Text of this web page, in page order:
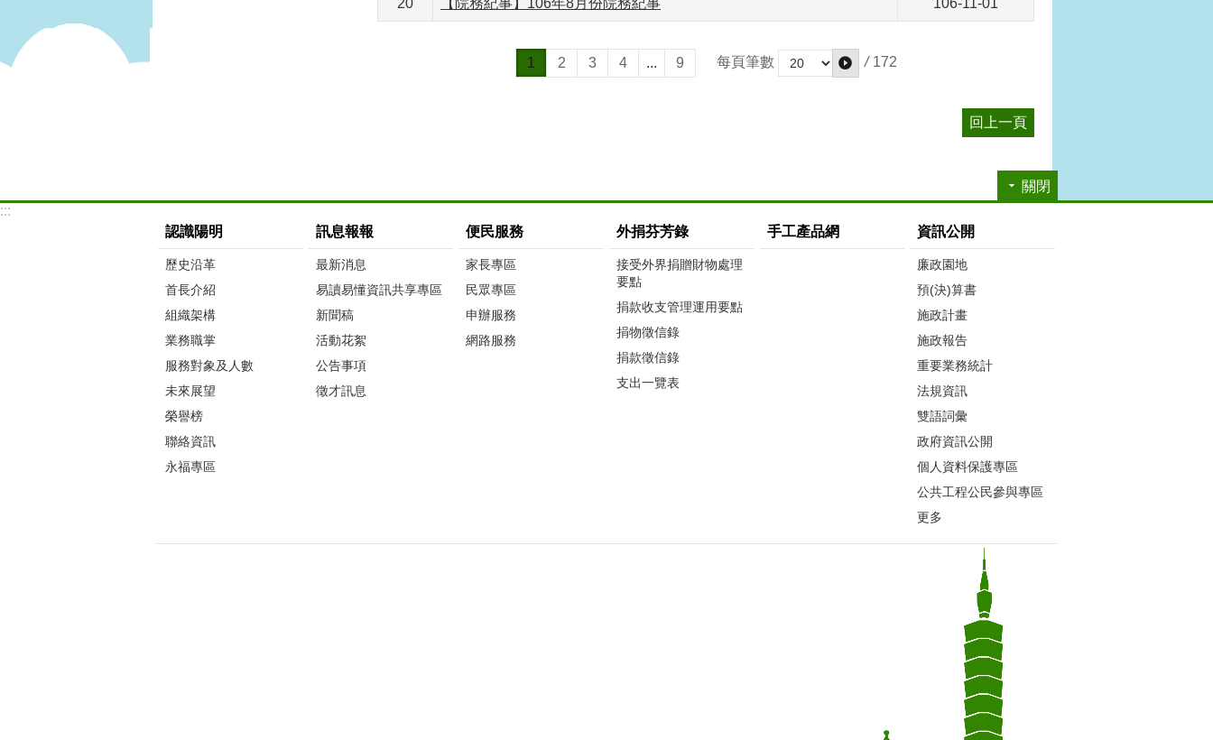
20 【院務紀事】106年8月份院務紀事 106-11-01
1 2 3 4 ... 9 每頁筆數 / 172
回上一頁
關閉
:::
認識陽明
歷史沿革
首長介紹
組織架構
業務職掌
服務對象及人數
未來展望
榮譽榜
聯絡資訊
永福專區
訊息報報
最新消息
易讀易懂資訊共享專區
新聞稿
活動花絮
公告事項
徵才訊息
便民服務
家長專區
民眾專區
申辦服務
網路服務
外捐芬芳錄
接受外界捐贈財物處理
要點
捐款收支管理運用要點
捐物徵信錄
捐款徵信錄
支出一覽表
手工產品網 資訊公開
廉政園地
預(決)算書
施政計畫
施政報告
重要業務統計
法規資訊
雙語詞彙
政府資訊公開
個人資料保護專區
公共工程公民參與專區
更多